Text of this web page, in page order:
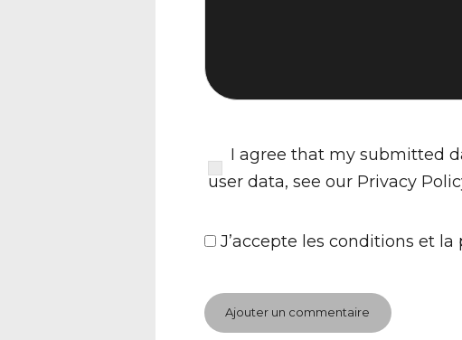
I agree that my submitted
user data, see our Privacy
J’accepte les conditions et